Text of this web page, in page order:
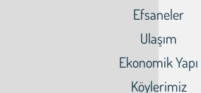
Efsaneler
Ulaşım
Ekonomik Yapı
Köylerimiz